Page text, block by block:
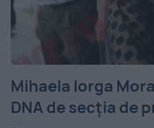
Mihaela Iorga
DNA de secția de